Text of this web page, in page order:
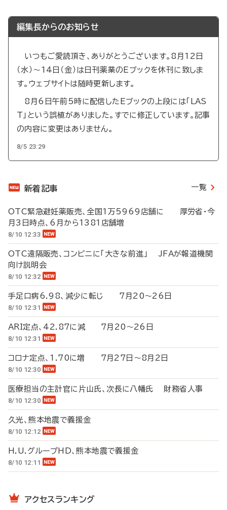
編集長からのお知らせ
いつもご愛読頂き、ありがとうございます。8月12日
（水）～14日（金）は日刊薬業のEブックを休刊に致しま
す。ウェブサイトは随時更新します。
8月6日午前5時に配信したEブックの上段には「LAS
T」という誤植がありました。すでに修正しています。記事
の内容に変更はありません。
8/5 23:29
新着記事 一覧
OTC緊急避妊薬販売、全国1万5969店舗に 厚労省・今
月3日時点、6月から1381店舗増
8/10 12:33
OTC遠隔販売、コンビニに「大きな前進」 JFAが報道機関
向け説明会
8/10 12:32
手足口病6.98、減少に転じ 7月20～26日
8/10 12:31
ARI定点、42.87に減 7月20～26日
8/10 12:31
コロナ定点、1.70に増 7月27日～8月2日
8/10 12:30
医療担当の主計官に片山氏、次長に八幡氏 財務省人事
8/10 12:30
久光、熊本地震で義援金
8/10 12:12
H.U.グループHD、熊本地震で義援金
8/10 12:11
アクセスランキング